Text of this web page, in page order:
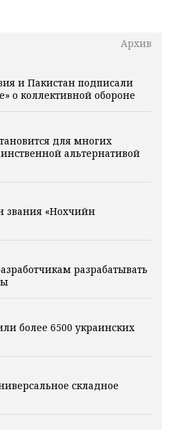
Архив
и Пакистан подписали
о коллективной обороне
для многих
альтернативой
звания «Нохчийн
разрабатывать
более 6500 украинских
складное